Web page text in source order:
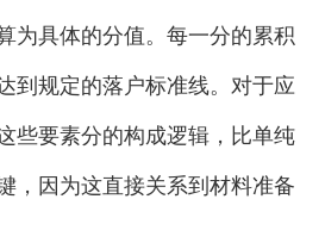
为具体的分值。每一分的累积
到规定的落户标准线。对于应
些要素分的构成逻辑，比单纯
，因为这直接关系到材料准备